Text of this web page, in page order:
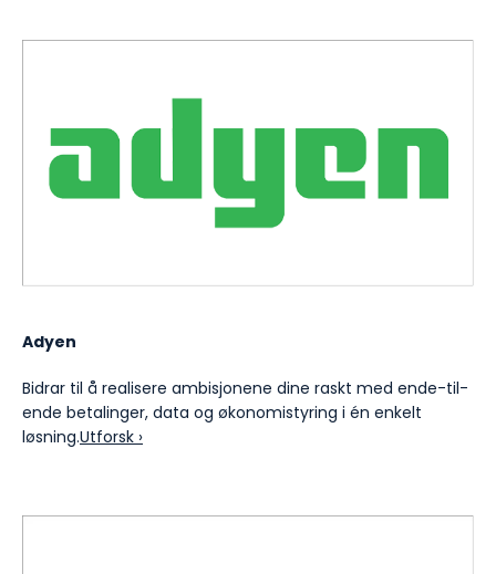
Adyen
Bidrar til å realisere ambisjonene dine raskt med ende-til-
ende betalinger, data og økonomistyring i én enkelt
løsning.Utforsk ›